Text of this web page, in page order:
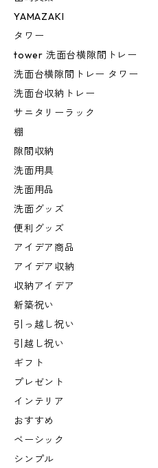
YAMAZAKI
タワー
tower 洗面台横隙間トレー
洗面台横隙間トレー タワー
洗面台収納トレー
サニタリーラック
棚
隙間収納
洗面用具
洗面用品
洗面グッズ
便利グッズ
アイデア商品
アイデア収納
収納アイデア
新築祝い
引っ越し祝い
引越し祝い
ギフト
プレゼント
インテリア
おすすめ
ベーシック
シンプル